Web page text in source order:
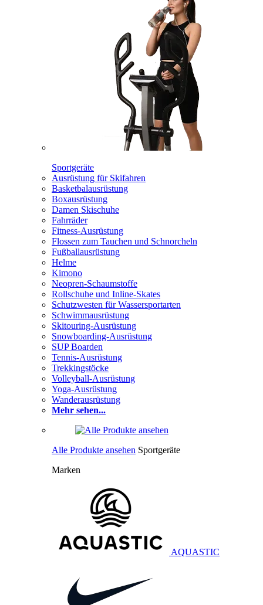
Sportgeräte
Ausrüstung für Skifahren
Basketbalausrüstung
Boxausrüstung
Damen Skischuhe
Fahrräder
Fitness-Ausrüstung
Flossen zum Tauchen und Schnorcheln
Fußballausrüstung
Helme
Kimono
Neopren-Schaumstoffe
Rollschuhe und Inline-Skates
Schutzwesten für Wassersportarten
Schwimmausrüstung
Skitouring-Ausrüstung
Snowboarding-Ausrüstung
SUP Boarden
Tennis-Ausrüstung
Trekkingstöcke
Volleyball-Ausrüstung
Yoga-Ausrüstung
Wanderausrüstung
Mehr sehen...
Alle Produkte ansehen Sportgeräte
Marken
AQUASTIC